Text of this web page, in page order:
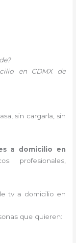
en CDMX de
sin cargarla, sin
a domicilio en
profesionales,
tv a domicilio en
que quieren: